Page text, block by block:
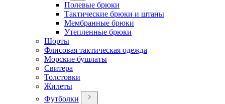
Полевые брюки
Тактические брюки и штаны
Мембранные брюки
Утепленные брюки
Шорты
Флисовая тактическая одежда
Морские бушлаты
Свитера
Толстовки
Жилеты
Футболки